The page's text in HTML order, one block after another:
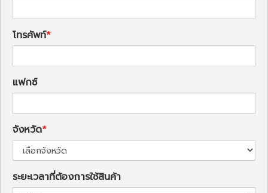
โทรศัพท์
แฟกซ์
จังหวัด
ระยะเวลาที่ต้องการใช้สินค้า